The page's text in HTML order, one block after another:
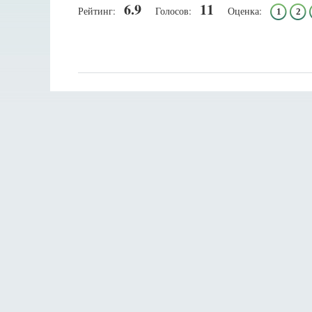
Рейтинг: 6.9 Голосов: 11 Оценка: 1 2